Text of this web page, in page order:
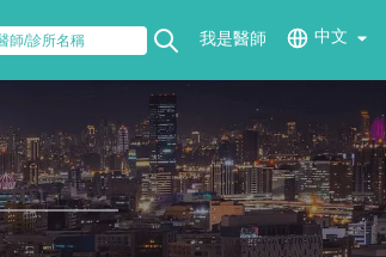
我是醫師 中文